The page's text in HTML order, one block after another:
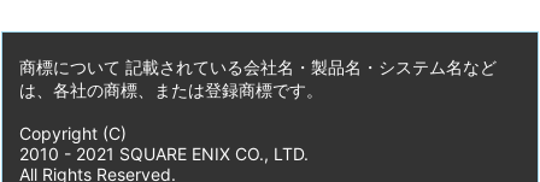
商標について 記載されている会社名・製品名・システム名など
は、各社の商標、または登録商標です。
Copyright (C)
2010 - 2021 SQUARE ENIX CO., LTD.
All Rights Reserved.